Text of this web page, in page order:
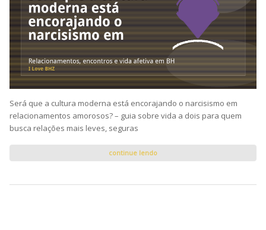
Será que a cultura moderna está encorajando o narcisismo em
relacionamentos amorosos? – guia sobre vida a dois para quem
busca relações mais leves, seguras
continue lendo